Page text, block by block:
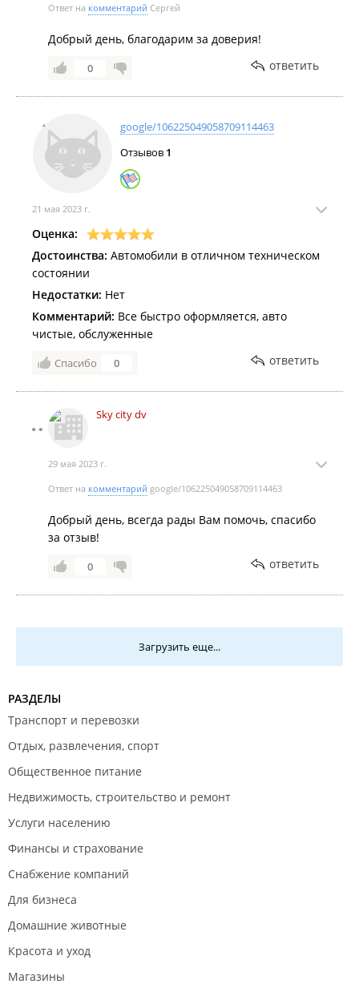
Ответ на комментарий Сергей
Добрый день, благодарим за доверия!
0 ответить
google/106225049058709114463
Отзывов 1
21 мая 2023 г.
Оценка:
Достоинства: Автомобили в отличном техническом
состоянии
Недостатки: Нет
Комментарий: Все быстро оформляется, авто
чистые, обслуженные
Спасибо 0 ответить
Sky city dv
29 мая 2023 г.
Ответ на комментарий google/106225049058709114463
Добрый день, всегда рады Вам помочь, спасибо
за отзыв!
0 ответить
Загрузить еще...
РАЗДЕЛЫ
Транспорт и перевозки
Отдых, развлечения, спорт
Общественное питание
Недвижимость, строительство и ремонт
Услуги населению
Финансы и страхование
Снабжение компаний
Для бизнеса
Домашние животные
Красота и уход
Магазины